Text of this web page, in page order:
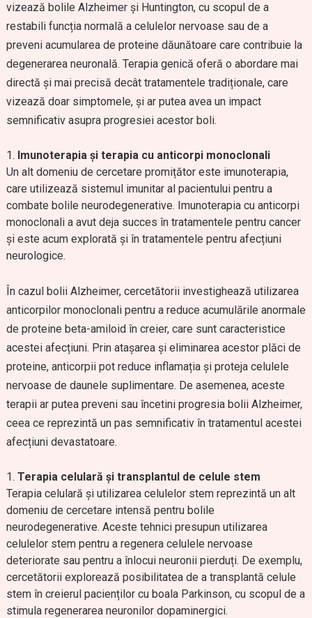
vizează bolile Alzheimer și Huntington, cu scopul de a
restabili funcția normală a celulelor nervoase sau de a
preveni acumularea de proteine dăunătoare care contribuie la
degenerarea neuronală. Terapia genică oferă o abordare mai
directă și mai precisă decât tratamentele tradiționale, care
vizează doar simptomele, și ar putea avea un impact
semnificativ asupra progresiei acestor boli.
Imunoterapia și terapia cu anticorpi monoclonali
Un alt domeniu de cercetare promițător este imunoterapia,
care utilizează sistemul imunitar al pacientului pentru a
combate bolile neurodegenerative. Imunoterapia cu anticorpi
monoclonali a avut deja succes în tratamentele pentru cancer
și este acum explorată și în tratamentele pentru afecțiuni
neurologice.
În cazul bolii Alzheimer, cercetătorii investighează utilizarea
anticorpilor monoclonali pentru a reduce acumulările anormale
de proteine beta-amiloid în creier, care sunt caracteristice
acestei afecțiuni. Prin atașarea și eliminarea acestor plăci de
proteine, anticorpii pot reduce inflamația și proteja celulele
nervoase de daunele suplimentare. De asemenea, aceste
terapii ar putea preveni sau încetini progresia bolii Alzheimer,
ceea ce reprezintă un pas semnificativ în tratamentul acestei
afecțiuni devastatoare.
Terapia celulară și transplantul de celule stem
Terapia celulară și utilizarea celulelor stem reprezintă un alt
domeniu de cercetare intensă pentru bolile
neurodegenerative. Aceste tehnici presupun utilizarea
celulelor stem pentru a regenera celulele nervoase
deteriorate sau pentru a înlocui neuronii pierduți. De exemplu,
cercetătorii explorează posibilitatea de a transplantă celule
stem în creierul pacienților cu boala Parkinson, cu scopul de a
stimula regenerarea neuronilor dopaminergici.